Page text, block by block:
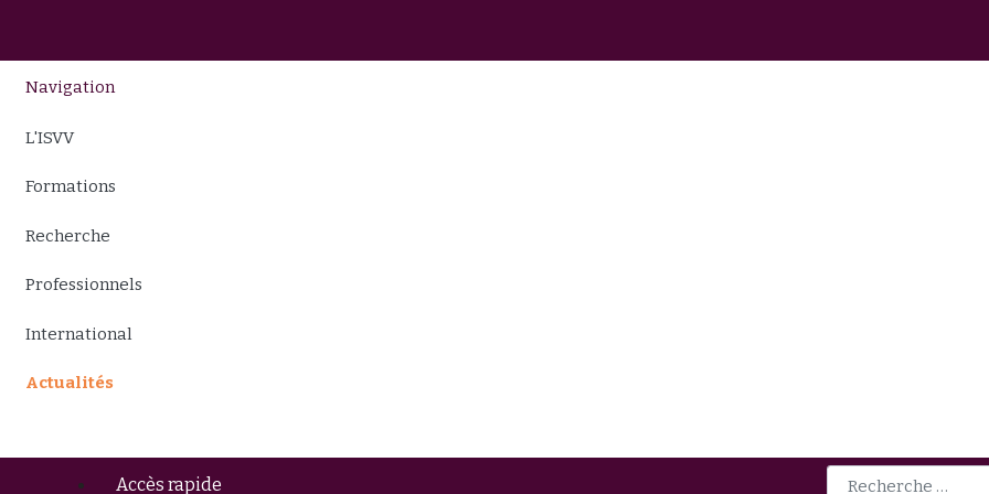
Navigation
L'ISVV
Formations
Recherche
Professionnels
International
Actualités
Accès rapide